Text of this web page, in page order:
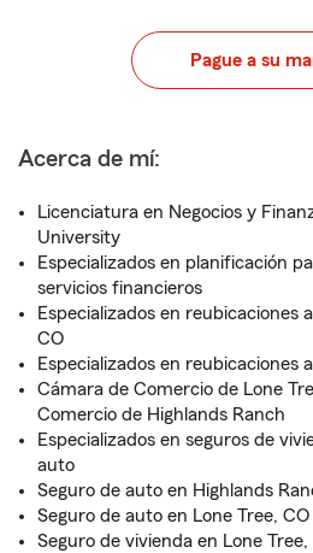
Pague a su
Acerca de mí:
Licenciatura en Negocios y
University
Especializados en planificación
servicios financieros
Especializados en reubicaciones
CO
Especializados en reubicaciones
Cámara de Comercio de Lone
Comercio de Highlands Ranch
Especializados en seguros de
auto
Seguro de auto en Highlands
Seguro de auto en Lone Tree, CO
Seguro de vivienda en Lone